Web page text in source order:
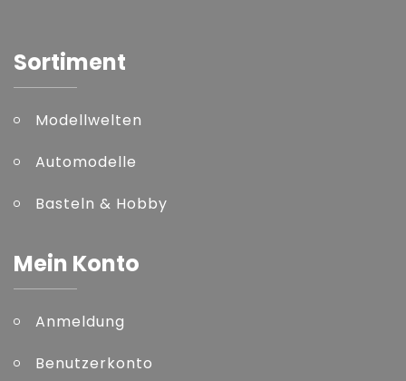
Sortiment
Modellwelten
Automodelle
Basteln & Hobby
Mein Konto
Anmeldung
Benutzerkonto